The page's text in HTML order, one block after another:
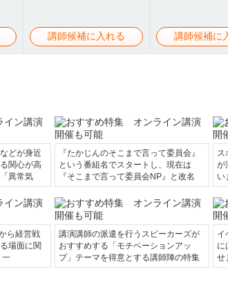
講師候補に入れる 講師候補に
どが身近
関心が高
異常気
『たかじんのそこまで言って委員会』
という番組名でスタートし、現在は
『そこまで言って委員会NP』と改名
ス
が
い
ら経営戦
場面に関
一
講演講師の派遣を行うスピーカーズが
おすすめする「モチベーションアッ
プ」テーマを得意とする講師陣の特集
イ
に
せ